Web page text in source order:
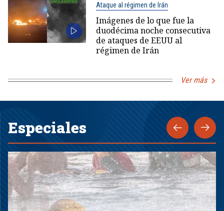
Ataque al régimen de Irán
Imágenes de lo que fue la
duodécima noche consecutiva
de ataques de EEUU al
régimen de Irán
Ver más
Especiales